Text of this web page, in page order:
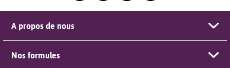
A propos de nous
Nos formules